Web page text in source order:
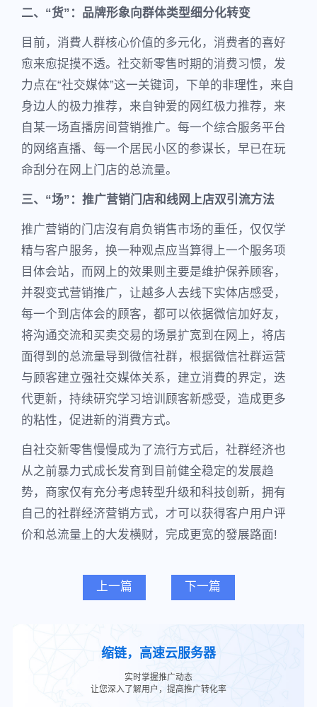
二、“货”：品牌形象向群体类型细分化转变
目前，消費人群核心价值的多元化，消费者的喜好
愈来愈捉摸不透。社交新零售时期的消费习惯，发
力点在“社交媒体”这一关键词，下单的非理性，来自
身边人的极力推荐，来自钟爱的网红极力推荐，来
自某一场直播房间营销推广。每一个综合服务平台
的网络直播、每一个居民小区的参谋长，早已在玩
命刮分在网上门店的总流量。
三、“场”：推广营销门店和线网上店双引流方法
推广营销的门店沒有肩负销售市场的重任，仅仅学
精与客户服务，换一种观点应当算得上一个服务项
目体会站，而网上的效果则主要是维护保养顾客，
并裂变式营销推广，让越多人去线下实体店感受，
每一个到店体会的顾客，都可以依据微信加好友，
将沟通交流和买卖交易的场景扩宽到在网上，将店
面得到的总流量导到微信社群，根据微信社群运营
与顾客建立强社交媒体关系，建立消費的界定，迭
代更新，持续研究学习培训顾客新感受，造成更多
的粘性，促进新的消費方式。
自社交新零售慢慢成为了流行方式后，社群经济也
从之前暴力式成长发育到目前健全稳定的发展趋
势，商家仅有充分考虑转型升级和科技创新，拥有
自己的社群经济营销方式，才可以获得客户用户评
价和总流量上的大发横财，完成更宽的發展路面!
上一篇 下一篇
缩链，高速云服务器
实时掌握推广动态
让您深入了解用户，提高推广转化率